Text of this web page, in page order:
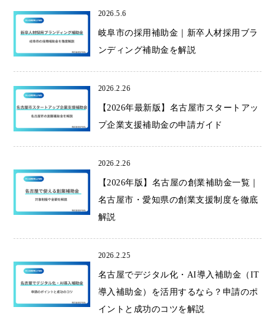
2026.5.6
岐阜市の採用補助金｜新卒人材採用ブラ
ンディング補助金を解説
2026.2.26
【2026年最新版】名古屋市スタートアッ
プ企業支援補助金の申請ガイド
2026.2.26
【2026年版】名古屋の創業補助金一覧｜
名古屋市・愛知県の創業支援制度を徹底
解説
2026.2.25
名古屋でデジタル化・AI導入補助金（IT
導入補助金）を活用するなら？申請のポ
イントと成功のコツを解説